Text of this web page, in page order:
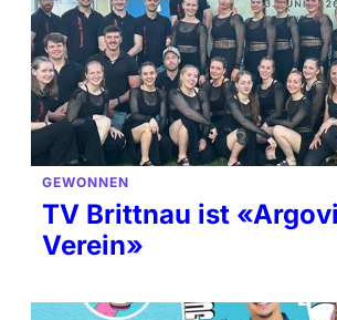
GEWONNEN
TV Brittnau ist
Verein»